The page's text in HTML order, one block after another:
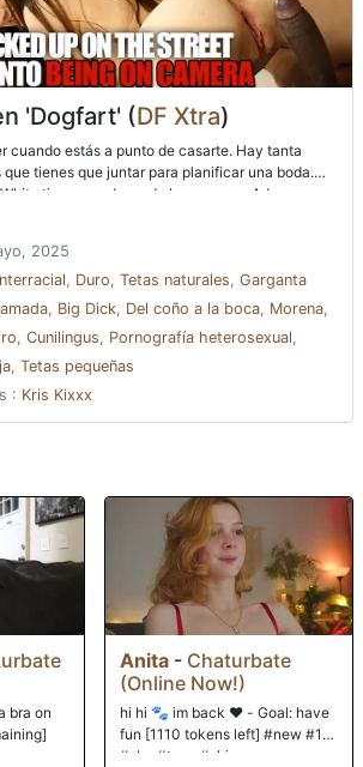
'Dogfart' (DF Xtra)
cuando estás a punto de casarte. Hay tanta
tienes que juntar para planificar una boda.
tiene una dama de honor como Aderas, que
el papel de una organizadora de bodas y
están en la cocina mirando vestidos de novia
cuando el prometido y el novio de Nina, Kris
y se unen a ellos. Con el culo de Nina
usa su pase de uso libre y le levanta la falda y
el acto mientras las damas conversan. Al
sorprendida, pero una vez que explican
de su coño donde y cuando quisiera los jueves,
boca de Nina está llena de su polla. Aderas
con todo este asunto del uso gratuito y,
ocupado de multitarea, puede ver cómo es
bastante útil. Cuando se dan cuenta de
en jueves, ella puede imaginar que esta será
2025
, Duro, Tetas naturales, Garganta
, Big Dick, Del coño a la boca, Morena,
, Cunilingus, Pornografía heterosexual,
, Tetas pequeñas
: Kris Kixxx
bra on
Anita - Chaturbate
(Online Now!)
hi hi 🐾 im back ♥ - Goal: have
fun [1110 tokens left] #new #18
#shy #teen #skinny